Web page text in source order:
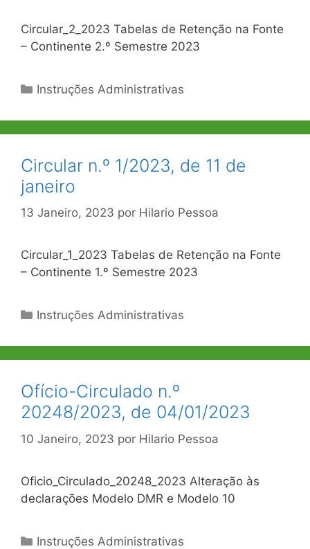
Circular_2_2023 Tabelas de Retenção na Fonte
– Continente 2.º Semestre 2023
Categorias
Instruções Administrativas
Circular n.º 1/2023, de 11 de
janeiro
13 Janeiro, 2023 por Hilario Pessoa
Circular_1_2023 Tabelas de Retenção na Fonte
– Continente 1.º Semestre 2023
Categorias
Instruções Administrativas
Ofício-Circulado n.º
20248/2023, de 04/01/2023
10 Janeiro, 2023 por Hilario Pessoa
Oficio_Circulado_20248_2023 Alteração às
declarações Modelo DMR e Modelo 10
Categorias
Instruções Administrativas